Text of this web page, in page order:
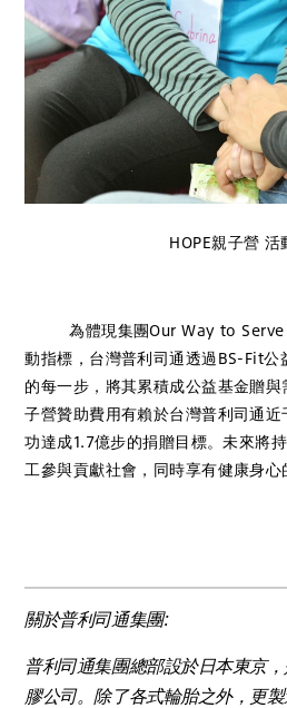
HOPE親子營 活
為體現集團Our Way to Serve
動指標，台灣普利司通透過BS-Fit公
的每一步，將其累積成公益基金贈
子營贊助費用有賴於台灣普利司通
功達成1.7億步的捐贈目標。未來將
工參與貢獻社會，同時享有健康身心
關於普利司通集團:
普利司通集團總部設於日本東京
膠公司。除了各式輪胎之外，更